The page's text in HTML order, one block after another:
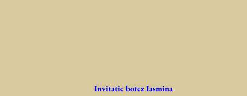
Invitatie botez Iasmina